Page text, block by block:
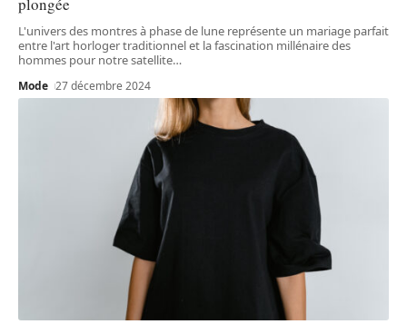
L'univers des montres à phase de lune représente un mariage parfait
entre l'art horloger traditionnel et la fascination millénaire des
hommes pour notre satellite…
Mode 27 décembre 2024